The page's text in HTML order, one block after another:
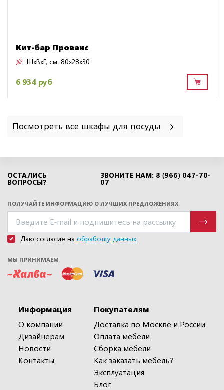
Кит-бар Прованс
ШxВxГ, см: 80x28x30
6 934 руб
Посмотреть все шкафы для посуды
ОСТАЛИСЬ
ВОПРОСЫ?
ЗВОНИТЕ НАМ: 8 (966) 047-70-
07
ПОЛУЧАЙТЕ ИНФОРМАЦИЮ О ЛУЧШИХ ПРЕДЛОЖЕНИЯХ
Даю согласие на обработку данных
МЫ ПРИНИМАЕМ
Информация
О компании
Дизайнерам
Новости
Контакты
Покупателям
Доставка по Москве и России
Оплата мебели
Сборка мебели
Как заказать мебель?
Эксплуатация
Блог